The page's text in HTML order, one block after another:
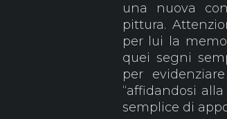
una nuova
pittura.
per lui la
quei segni
per
“affidandosi
semplice di